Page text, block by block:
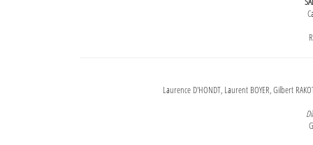
Laurence D'HONDT, Laurent BOYER, Gilbert